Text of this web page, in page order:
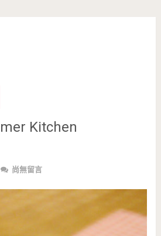
Kitchen
尚無留言